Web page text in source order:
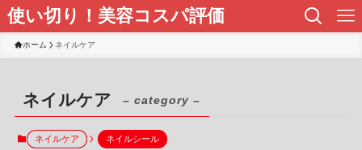
使い切り！美容コスパ評価
ホーム ネイルケア
ネイルケア – category –
ネイルケア ネイルシール